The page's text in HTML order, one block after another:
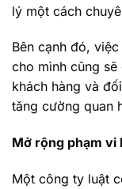
lý một cách
Bên cạnh đó,
cho mình cũng
khách hàng và
tăng cường quan
Mở rộng phạm vi
Một công ty luật